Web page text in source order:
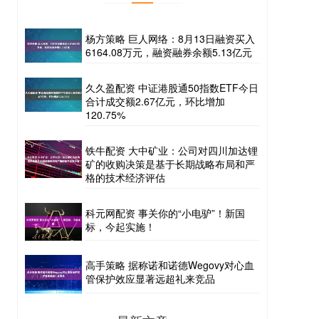
杨方策略 巨人网络：8月13日融资买入
6164.08万元，融资融券余额5.13亿元
久久盈配资 中证港股通50指数ETF今日
合计成交额2.67亿元，环比增加
120.75%
铁牛配资 大中矿业：公司对四川加达锂
矿的收购决策是基于长期战略布局和严
格的技术经济评估
科元网配资 事关你的“小电驴”！新国
标，今起实施！
高手策略 据称诺和诺德Wegovy对心血
管保护效应显著远超礼来竞品